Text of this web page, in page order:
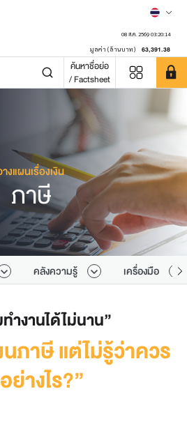
08 ส.ค. 2569 03:20:14
มูลค่า (ล้านบาท) 63,391.38
ค้นหาชื่อย่อ
/ Factsheet
งแผนเรื่องเงิน
ภาษี
คลังความรู้ เครื่องมือ
ทำงานได้ไม่นาน”
ภาษี แต่ไม่รู้ว่าควร
ย่างไร?”